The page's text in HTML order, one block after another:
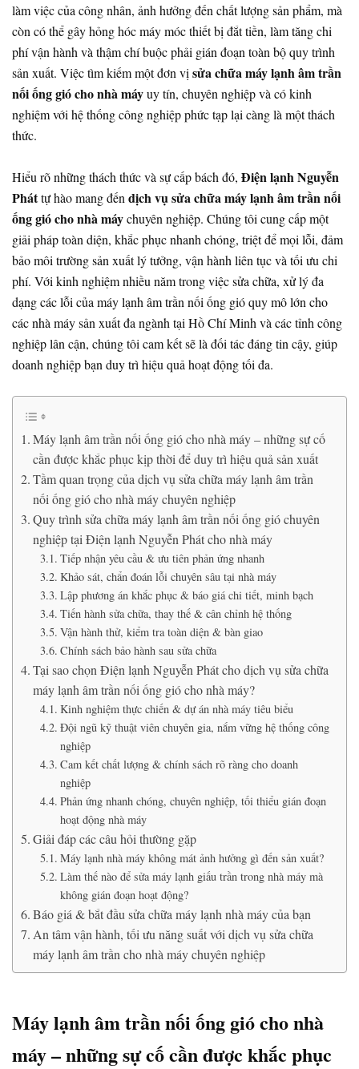
làm việc của công nhân, ảnh hưởng đến chất lượng sản phẩm, mà
còn có thể gây hỏng hóc máy móc thiết bị đắt tiền, làm tăng chi
phí vận hành và thậm chí buộc phải gián đoạn toàn bộ quy trình
sản xuất. Việc tìm kiếm một đơn vị sửa chữa máy lạnh âm trần
nối ống gió cho nhà máyuy tín, chuyên nghiệp và có kinh
nghiệm với hệ thống công nghiệp phức tạp lại càng là một thách
thức.
Hiểu rõ những thách thức và sự cấp bách đó, Điện lạnh Nguyễn
Pháttự hào mang đến dịch vụ sửa chữa máy lạnh âm trần nối
ống gió cho nhà máychuyên nghiệp. Chúng tôi cung cấp một
giải pháp toàn diện, khắc phục nhanh chóng, triệt để mọi lỗi, đảm
bảo môi trường sản xuất lý tưởng, vận hành liên tục và tối ưu chi
phí. Với kinh nghiệm nhiều năm trong việc sửa chữa, xử lý đa
dạng các lỗi của máy lạnh âm trần nối ống gió quy mô lớn cho
các nhà máy sản xuất đa ngành tại Hồ Chí Minh và các tỉnh công
nghiệp lân cận, chúng tôi cam kết sẽ là đối tác đáng tin cậy, giúp
doanh nghiệp bạn duy trì hiệu quả hoạt động tối đa.
Máy lạnh âm trần nối ống gió cho nhà máy – những sự cố
cần được khắc phục kịp thời để duy trì hiệu quả sản xuất
Tầm quan trọng của dịch vụ sửa chữa máy lạnh âm trần
nối ống gió cho nhà máy chuyên nghiệp
Quy trình sửa chữa máy lạnh âm trần nối ống gió chuyên
nghiệp tại Điện lạnh Nguyễn Phát cho nhà máy
Tiếp nhận yêu cầu & ưu tiên phản ứng nhanh
Khảo sát, chẩn đoán lỗi chuyên sâu tại nhà máy
Lập phương án khắc phục & báo giá chi tiết, minh bạch
Tiến hành sửa chữa, thay thế & cân chỉnh hệ thống
Vận hành thử, kiểm tra toàn diện & bàn giao
Chính sách bảo hành sau sửa chữa
Tại sao chọn Điện lạnh Nguyễn Phát cho dịch vụ sửa chữa
máy lạnh âm trần nối ống gió cho nhà máy?
Kinh nghiệm thực chiến & dự án nhà máy tiêu biểu
Đội ngũ kỹ thuật viên chuyên gia, nắm vững hệ thống công
nghiệp
Cam kết chất lượng & chính sách rõ ràng cho doanh
nghiệp
Phản ứng nhanh chóng, chuyên nghiệp, tối thiểu gián đoạn
hoạt động nhà máy
Giải đáp các câu hỏi thường gặp
Máy lạnh nhà máy không mát ảnh hưởng gì đến sản xuất?
Làm thế nào để sửa máy lạnh giấu trần trong nhà máy mà
không gián đoạn hoạt động?
Báo giá & bắt đầu sửa chữa máy lạnh nhà máy của bạn
An tâm vận hành, tối ưu năng suất với dịch vụ sửa chữa
máy lạnh âm trần cho nhà máy chuyên nghiệp
Máy lạnh âm trần nối ống gió cho nhà
máy – những sự cố cần được khắc phục